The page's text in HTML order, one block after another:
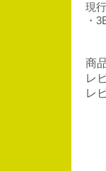
現
・
商
レ
レ